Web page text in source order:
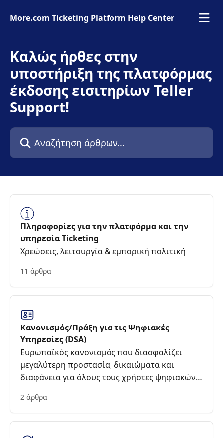
More.com Ticketing Platform Help Center
Καλώς ήρθες στην
υποστήριξη της πλατφόρμας
έκδοσης εισιτηρίων Teller
Support!
Αναζήτηση άρθρων...
Πληροφορίες για την πλατφόρμα και την
υπηρεσία Ticketing
Χρεώσεις, λειτουργία & εμπορική πολιτική
11 άρθρα
Κανονισμός/Πράξη για τις Ψηφιακές
Υπηρεσίες (DSA)
Ευρωπαϊκός κανονισμός που διασφαλίζει
μεγαλύτερη προστασία, δικαιώματα και
διαφάνεια για όλους τους χρήστες ψηφιακών
2 άρθρα